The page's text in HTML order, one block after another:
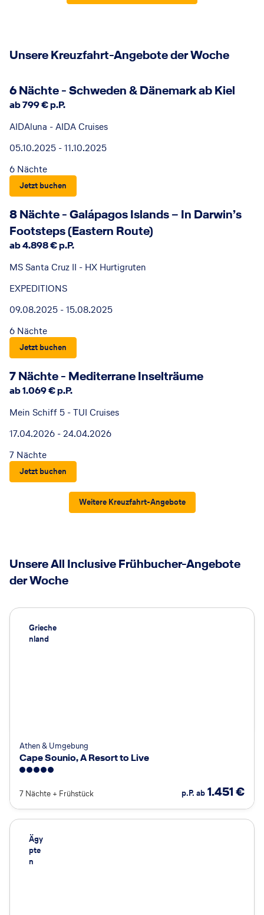
Unsere Kreuzfahrt-Angebote der Woche
6 Nächte - Schweden & Dänemark ab Kiel
ab 799 € p.P.
AIDAluna - AIDA Cruises
05.10.2025 - 11.10.2025
6 Nächte
Jetzt buchen
8 Nächte - Galápagos Islands – In Darwin’s
Footsteps (Eastern Route)
ab 4.898 € p.P.
MS Santa Cruz II - HX Hurtigruten
EXPEDITIONS
09.08.2025 - 15.08.2025
6 Nächte
Jetzt buchen
7 Nächte - Mediterrane Inselträume
ab 1.069 € p.P.
Mein Schiff 5 - TUI Cruises
17.04.2026 - 24.04.2026
7 Nächte
Jetzt buchen
Weitere Kreuzfahrt-Angebote
Unsere All Inclusive Frühbucher-Angebote
der Woche
Grieche
nland
Athen & Umgebung
Cape Sounio, A Resort to Live
7 Nächte + Frühstück p.P. ab 1.451€
Ägy
pte
n